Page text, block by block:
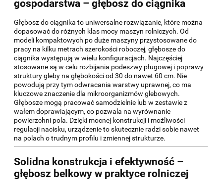
gospodarstwa – głębosz do ciągnika
Głębosz do ciągnika to uniwersalne rozwiązanie, które można
dopasować do różnych klas mocy maszyn rolniczych. Od
modeli kompaktowych po duże maszyny przystosowane do
pracy na kilku metrach szerokości roboczej, głębosze do
ciągnika występują w wielu konfiguracjach. Najczęściej
stosowane są w celu rozbijania podeszwy pługowej i poprawy
struktury gleby na głębokości od 30 do nawet 60 cm. Nie
powodują przy tym odwracania warstwy uprawnej, co ma
kluczowe znaczenie dla mikroorganizmów glebowych.
Głębosze mogą pracować samodzielnie lub w zestawie z
wałem doprawiającym, co pozwala na wyrównanie
powierzchni pola. Dzięki mocnej konstrukcji i możliwości
regulacji nacisku, urządzenie to skutecznie radzi sobie nawet
na polach o trudnym profilu i zmiennej strukturze.
Solidna konstrukcja i efektywność –
głębosz belkowy w praktyce rolniczej